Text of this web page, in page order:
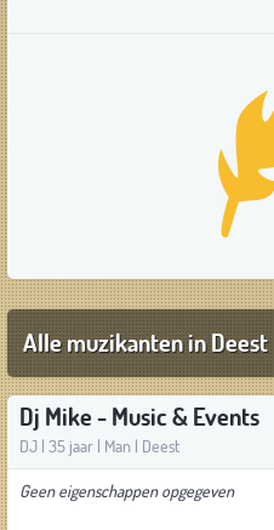
Alle muzikanten in Deest
Dj Mike - Music & Events
DJ | 35 jaar | Man | Deest
Geen eigenschappen opgegeven